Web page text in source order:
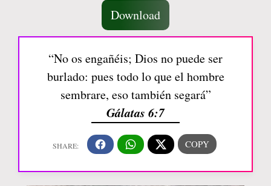
Download
“No os engañéis; Dios no puede ser
burlado: pues todo lo que el hombre
sembrare, eso también segará”
Gálatas 6:7